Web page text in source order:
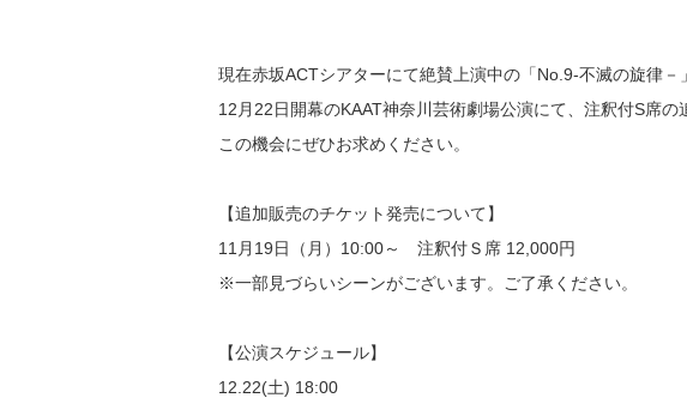
現在赤坂ACTシアターにて絶賛上演中の「No.9-不滅の旋律－」
12月22日開幕のKAAT神奈川芸術劇場公演にて、注釈付S席の
この機会にぜひお求めください。
【追加販売のチケット発売について】
11月19日（月）10:00～ 注釈付Ｓ席 12,000円
※一部見づらいシーンがございます。ご了承ください。
【公演スケジュール】
12.22(土) 18:00